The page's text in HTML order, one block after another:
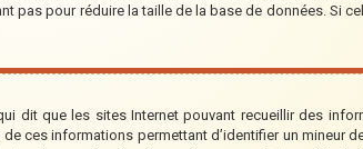
pour réduire la taille de la base de données. Si
dit que les sites Internet pouvant recueillir des
ces informations permettant d’identifier un mineur